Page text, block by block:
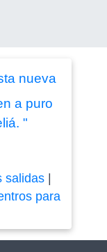
nueva
a puro
"
salidas|
para